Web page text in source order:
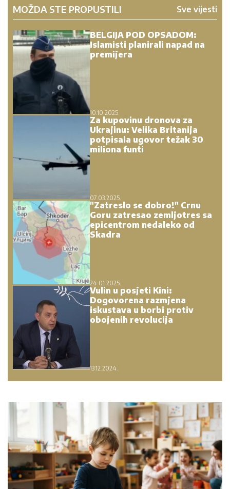
MOŽDA STE PROPUSTILI Sve vijesti
BELGIJA POD OPSADOM:
Islamisti planirali napad na
premijera
10.10.2025.
Za kupovinu dronova za
Ukrajinu: Velika Britanija
potpisala ugovor težak 30
miliona funti
07.03.2025.
"Zatreslo se dobro!" Crnu
Goru zatresao zemljotres sa
epicentrom nedaleko od
Skadra
24.01.2025.
Vulin u posjeti Kini:
Dogovorena razmjena
iskustava u borbi protiv
obojenih revolucija
13.12.2024.